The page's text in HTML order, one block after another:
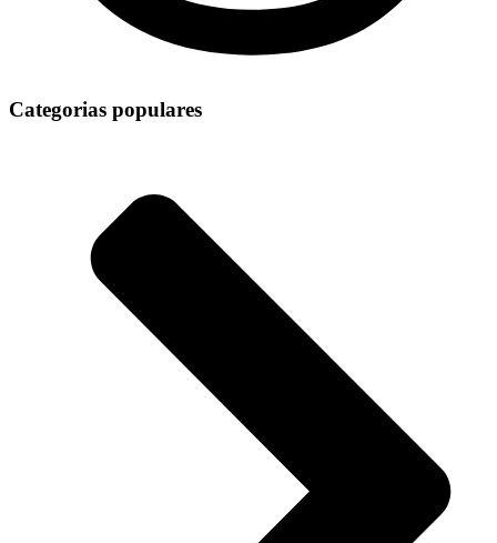
Categorias populares